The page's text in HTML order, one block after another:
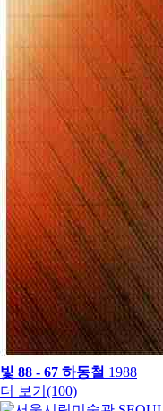
빛 88 - 67 하동철 1988
더 보기(100)